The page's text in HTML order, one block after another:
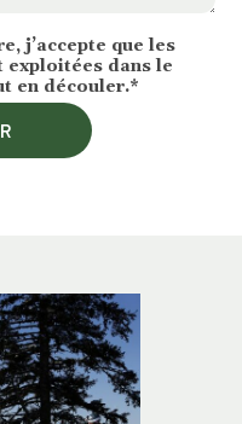
j’accepte que les
dans le
en découler.*